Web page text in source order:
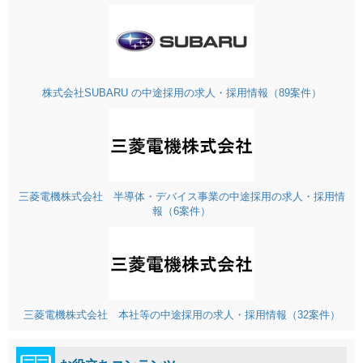
株式会社SUBARU の中途採用の求人・採用情報（89案件）
三菱電機株式会社 半導体・デバイス事業の中途採用の求人・採用情
報（6案件）
三菱電機株式会社 本社等の中途採用の求人・採用情報（32案件）